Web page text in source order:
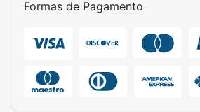
Formas de Pagamento